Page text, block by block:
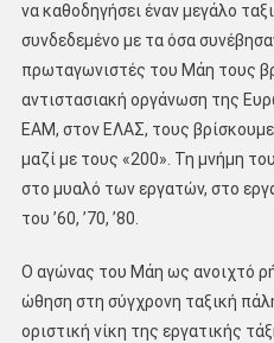
να καθοδηγήσει έναν μεγάλο
συνδεδεμένο με τα όσα
πρωταγωνιστές του Μάη τους
αντιστασιακή οργάνωση της
ΕΑΜ, στον ΕΛΑΣ, τους
μαζί με τους «200». Τη μνήμη
στο μυαλό των εργατών, στο
του ’60, ’70, ’80.
Ο αγώνας του Μάη ως ανοιχτό
ώθηση στη σύγχρονη ταξική
οριστική νίκη της εργατικής